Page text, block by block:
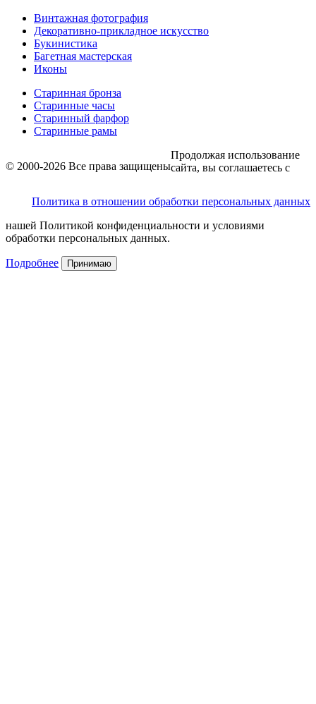
Винтажная фотография
Декоративно-прикладное искусство
Букинистика
Багетная мастерская
Иконы
Старинная бронза
Старинные часы
Старинный фарфор
Старинные рамы
© 2000-2026 Все права защищены
Политика в отношении обработки персональных данных
Продолжая использование
сайта, вы соглашаетесь с
нашей Политикой конфиденциальности и условиями
обработки персональных данных.
Подробнее Принимаю